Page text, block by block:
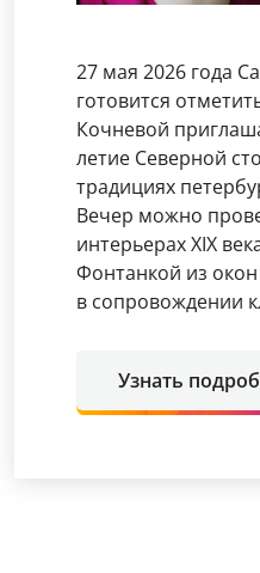
27 мая 2026 года
готовится
Кочневой
летие Северной
традициях
Вечер можно
интерьерах XIX
Фонтанкой из
в сопровождении
Узнать